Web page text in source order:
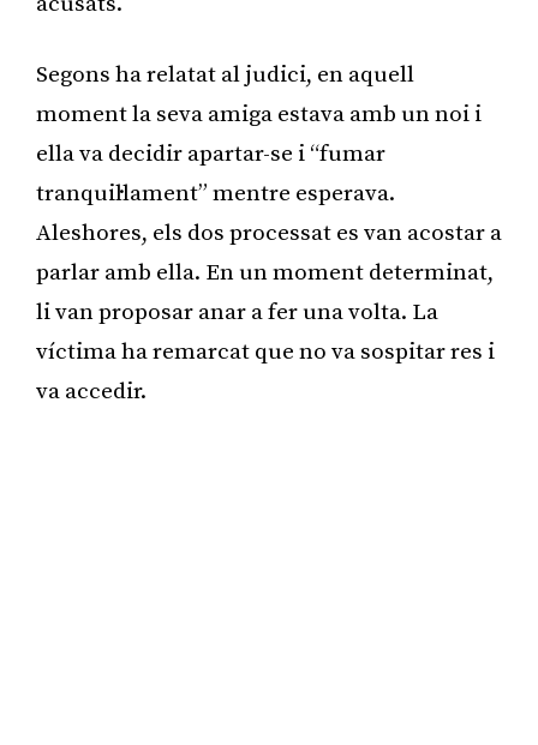
Segons ha relatat al judici, en aquell
moment la seva amiga estava amb un noi i
ella va decidir apartar-se i “fumar
tranquil·lament” mentre esperava.
Aleshores, els dos processat es van acostar a
parlar amb ella. En un moment determinat,
li van proposar anar a fer una volta. La
víctima ha remarcat que no va sospitar res i
va accedir.